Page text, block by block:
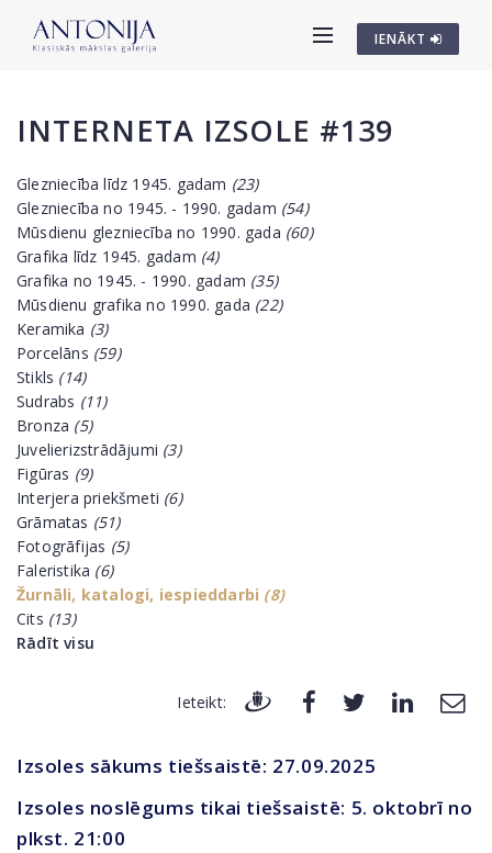
IENĀKT
INTERNETA IZSOLE #139
Glezniecība līdz 1945. gadam (23)
Glezniecība no 1945. - 1990. gadam (54)
Mūsdienu glezniecība no 1990. gada (60)
Grafika līdz 1945. gadam (4)
Grafika no 1945. - 1990. gadam (35)
Mūsdienu grafika no 1990. gada (22)
Keramika (3)
Porcelāns (59)
Stikls (14)
Sudrabs (11)
Bronza (5)
Juvelierizstrādājumi (3)
Figūras (9)
Interjera priekšmeti (6)
Grāmatas (51)
Fotogrāfijas (5)
Faleristika (6)
Žurnāli, katalogi, iespieddarbi (8)
Cits (13)
Rādīt visu
Ieteikt:
Izsoles sākums tiešsaistē: 27.09.2025
Izsoles noslēgums tikai tiešsaistē: 5. oktobrī no
plkst. 21:00